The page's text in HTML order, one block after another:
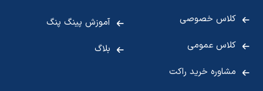
کلاس خصوصی
کلاس عمومی
مشاوره خرید راکت
آموزش پینگ پنگ
بلاگ